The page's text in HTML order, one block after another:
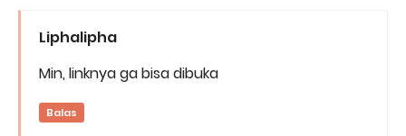
Liphalipha
Min, linknya ga bisa dibuka
Balas